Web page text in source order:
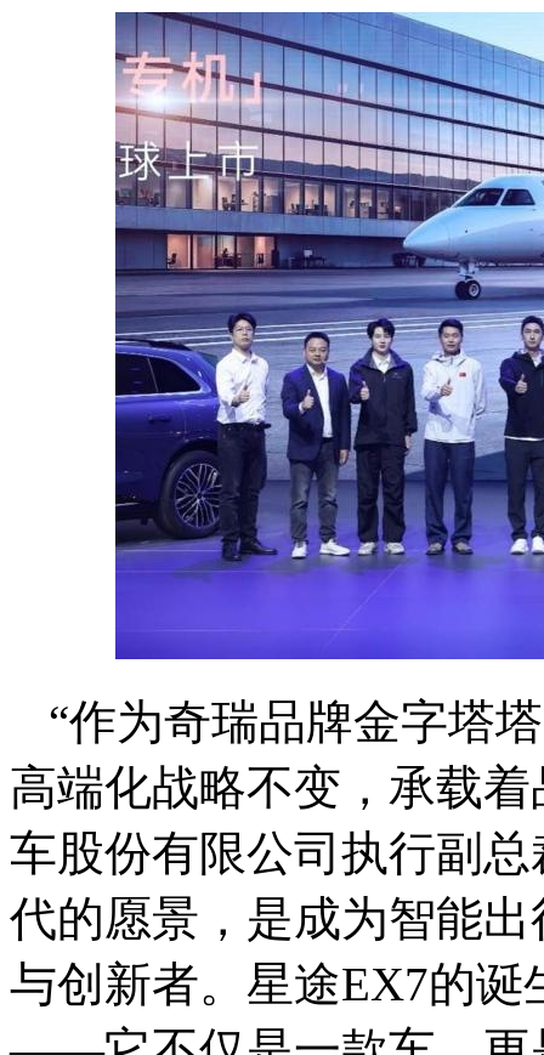
“作为奇瑞品牌金字塔
高端化战略不变，承载
车股份有限公司执行副
代的愿景，是成为智能
与创新者。星途EX7的